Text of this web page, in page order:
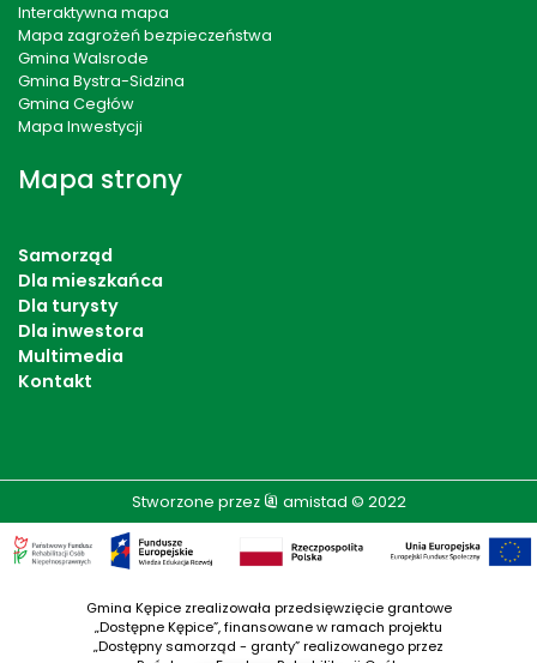
Interaktywna mapa
Mapa zagrożeń bezpieczeństwa
Gmina Walsrode
Gmina Bystra-Sidzina
Gmina Cegłów
Mapa Inwestycji
Mapa strony
Samorząd
Dla mieszkańca
Dla turysty
Dla inwestora
Multimedia
Kontakt
Stworzone przez amistad © 2022
Gmina Kępice zrealizowała przedsięwzięcie grantowe
„Dostępne Kępice”, finansowane w ramach projektu
„Dostępny samorząd - granty” realizowanego przez